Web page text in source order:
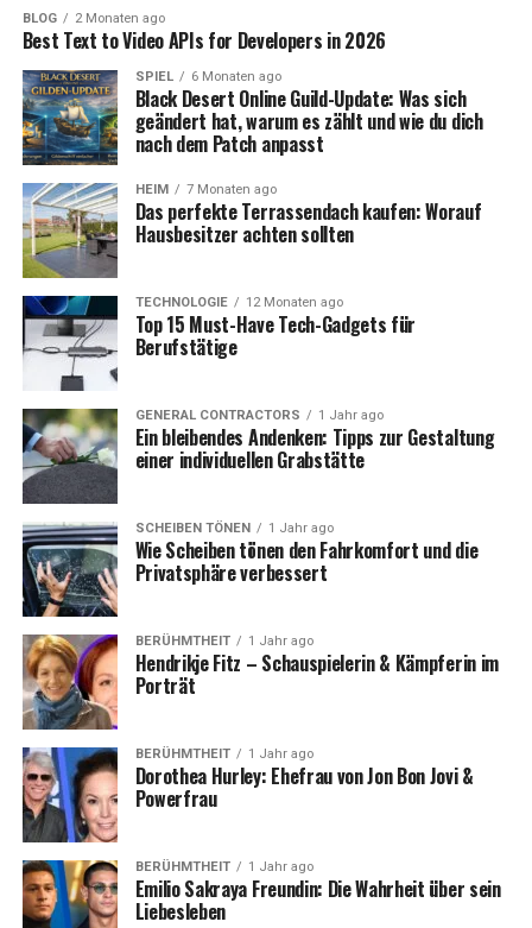
Gildenskills wurden überarbeitet und alle
Punkte wurden zurückgesetzt
Was sich geändert hat
Was eure Gilde sofort tun sollte
Reittier-Progression nutzt jetzt einen
separaten, gespeicherten XP-Pool pro Mount
Warum man das im Alltag merkt
Weitere erwähnte Änderungen
Was der Patch für Progression-Rhythmus und
die Ökonomie ändert
Gildenlogistik neu ordnen
Gildenstärke optimieren
Reittiere stressfreier leveln
FAQ
geändert?
Was ist mit der Verstärkung von
Galeere zu bekommen?
Wurden Gildenskills zurückgesetzt?
BLOG 2 Monaten ago
Best Text to Video APIs for Developers in 2026
SPIEL 6 Monaten ago
Black Desert Online Guild-Update: Was sich
geändert hat, warum es zählt und wie du dich
nach dem Patch anpasst
HEIM 7 Monaten ago
Das perfekte Terrassendach kaufen: Worauf
Hausbesitzer achten sollten
TECHNOLOGIE 12 Monaten ago
Top 15 Must-Have Tech-Gadgets für
Berufstätige
GENERAL CONTRACTORS 1 Jahr ago
Ein bleibendes Andenken: Tipps zur Gestaltung
einer individuellen Grabstätte
SCHEIBEN TÖNEN 1 Jahr ago
Wie Scheiben tönen den Fahrkomfort und die
Privatsphäre verbessert
BERÜHMTHEIT 1 Jahr ago
Hendrikje Fitz – Schauspielerin & Kämpferin im
Porträt
BERÜHMTHEIT 1 Jahr ago
Dorothea Hurley: Ehefrau von Jon Bon Jovi &
Powerfrau
BERÜHMTHEIT 1 Jahr ago
Emilio Sakraya Freundin: Die Wahrheit über sein
Liebesleben